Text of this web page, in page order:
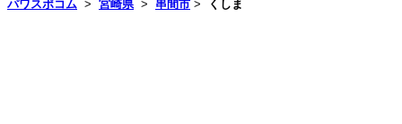
パワスポコム > 宮崎県> 串間市 > くしま